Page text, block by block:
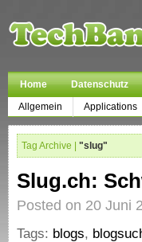
Home Datenschutz
Allgemein
Applications
Tag Archive | "slug"
Slug.ch:
Posted on 20 Juni
Tags: blogs,